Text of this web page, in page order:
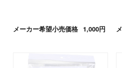
メーカー希望小売価格 1,000円